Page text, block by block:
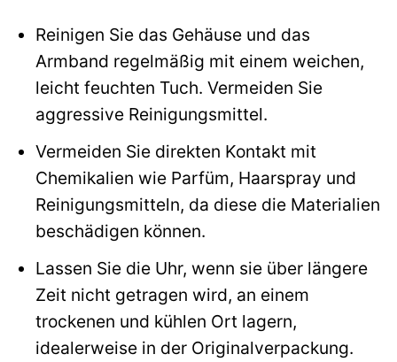
Reinigen Sie das Gehäuse und das
Armband regelmäßig mit einem weichen,
leicht feuchten Tuch. Vermeiden Sie
aggressive Reinigungsmittel.
Vermeiden Sie direkten Kontakt mit
Chemikalien wie Parfüm, Haarspray und
Reinigungsmitteln, da diese die Materialien
beschädigen können.
Lassen Sie die Uhr, wenn sie über längere
Zeit nicht getragen wird, an einem
trockenen und kühlen Ort lagern,
idealerweise in der Originalverpackung.